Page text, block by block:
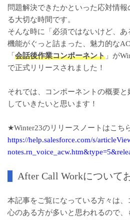
問題解決できたかといった応対情
る大切な時間です。
そんな時に「必須ではないけど、あ
機能がぐっと詰まった、魅力的な
「 会話後作業コンポーネント 」が
で正式リリースされました！
それでは、コンポーネントの概要
していきたいと思います！
★Winter23のリリースノートはこち
https://help.salesforce.com/s/
After Call Workについて
本記事をご覧になっている方々は
心のある方が多いと思われるので、